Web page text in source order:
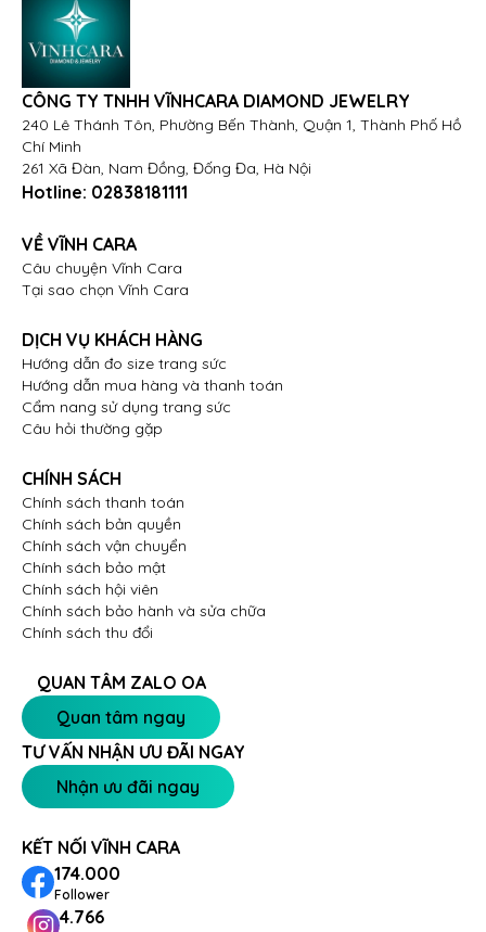
CÔNG TY TNHH VĨNHCARA DIAMOND JEWELRY
240 Lê Thánh Tôn, Phường Bến Thành, Quận 1, Thành Phố Hồ
Chí Minh
261 Xã Đàn, Nam Đồng, Đống Đa, Hà Nội
Hotline: 02838181111
VỀ VĨNH CARA
Câu chuyện Vĩnh Cara
Tại sao chọn Vĩnh Cara
DỊCH VỤ KHÁCH HÀNG
Hướng dẫn đo size trang sức
Hướng dẫn mua hàng và thanh toán
Cẩm nang sử dụng trang sức
Câu hỏi thường gặp
CHÍNH SÁCH
Chính sách thanh toán
Chính sách bản quyền
Chính sách vận chuyển
Chính sách bảo mật
Chính sách hội viên
Chính sách bảo hành và sửa chữa
Chính sách thu đổi
QUAN TÂM ZALO OA
Quan tâm ngay
TƯ VẤN NHẬN ƯU ĐÃI NGAY
Nhận ưu đãi ngay
KẾT NỐI VĨNH CARA
174.000
Follower
4.766